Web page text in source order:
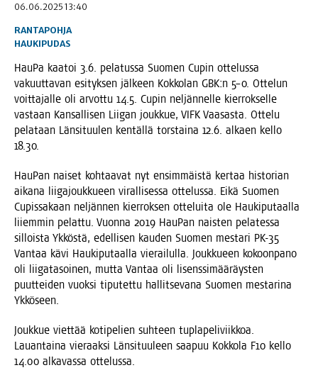
06.06.2025 13:40
RANTAPOHJA
HAUKIPUDAS
Hau­Pa kaa­toi 3.6. pela­tus­sa Suo­men Cupin otte­lus­sa
vakuut­ta­van esi­tyk­sen jäl­keen Kok­ko­lan GBK:n 5–0. Otte­lun
voit­ta­jal­le oli arvot­tu 14.5. Cupin nel­jän­nel­le kier­rok­sel­le
vas­taan Kan­sal­li­sen Lii­gan jouk­kue, VIFK Vaa­sas­ta. Otte­lu
pela­taan Län­si­tuu­len ken­täl­lä tors­tai­na 12.6. alkaen kel­lo
18.30.
Hau­Pan nai­set koh­taa­vat nyt ensim­mäis­tä ker­taa his­to­rian
aika­na lii­ga­jouk­ku­een viral­li­ses­sa otte­lus­sa. Eikä Suo­men
Cupis­sa­kaan nel­jän­nen kier­rok­sen otte­lui­ta ole Hau­ki­pu­taal­la
lii­em­min pelat­tu. Vuon­na 2019 Hau­Pan nais­ten pela­tes­sa
sil­lois­ta Ykkös­tä, edel­li­sen kau­den Suo­men mes­ta­ri PK-35
Van­taa kävi Hau­ki­pu­taal­la vie­rai­lul­la. Jouk­ku­een kokoon­pa­no
oli lii­ga­ta­soi­nen, mut­ta Van­taa oli lisens­si­mää­räys­ten
puut­tei­den vuok­si tipu­tet­tu hal­lit­se­va­na Suo­men mes­ta­ri­na
Ykköseen.
Jouk­kue viet­tää koti­pe­lien suh­teen tupla­pe­li­viik­koa.
Lau­an­tai­na vie­raak­si Län­si­tuu­leen saa­puu Kok­ko­la F10 kel­lo
14.00 alka­vas­sa ottelussa.